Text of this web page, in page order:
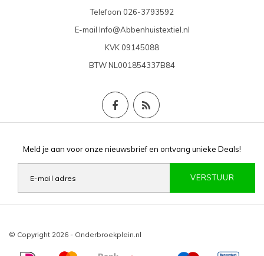
Telefoon 026-3793592
E-mail Info@Abbenhuistextiel.nl
KVK 09145088
BTWNL001854337B84
Meld je aan voor onze nieuwsbrief en ontvang unieke Deals!
VERSTUUR
© Copyright 2026 - Onderbroekplein.nl